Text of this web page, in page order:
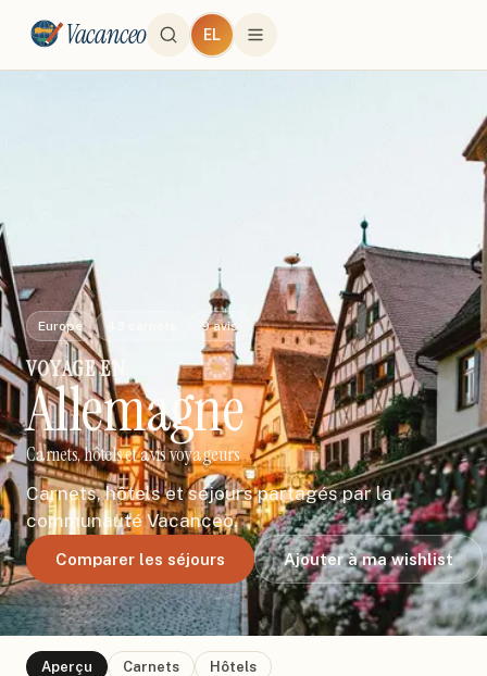
Vacanceo EL
Europe 9avis
VOYAGEEN
Allemagne
Carnets, hôtels et avis voyageurs
Carnets, hôtels et séjours partagés par la
communauté Vacanceo.
Comparer les séjours Ajouter à ma wishlist
Aperçu Carnets Hôtels